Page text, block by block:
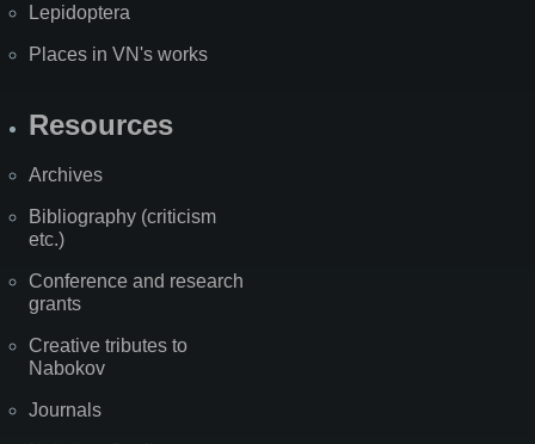
Lepidoptera
Places in VN's works
Resources
Archives
Bibliography (criticism
etc.)
Conference and research
grants
Creative tributes to
Nabokov
Journals